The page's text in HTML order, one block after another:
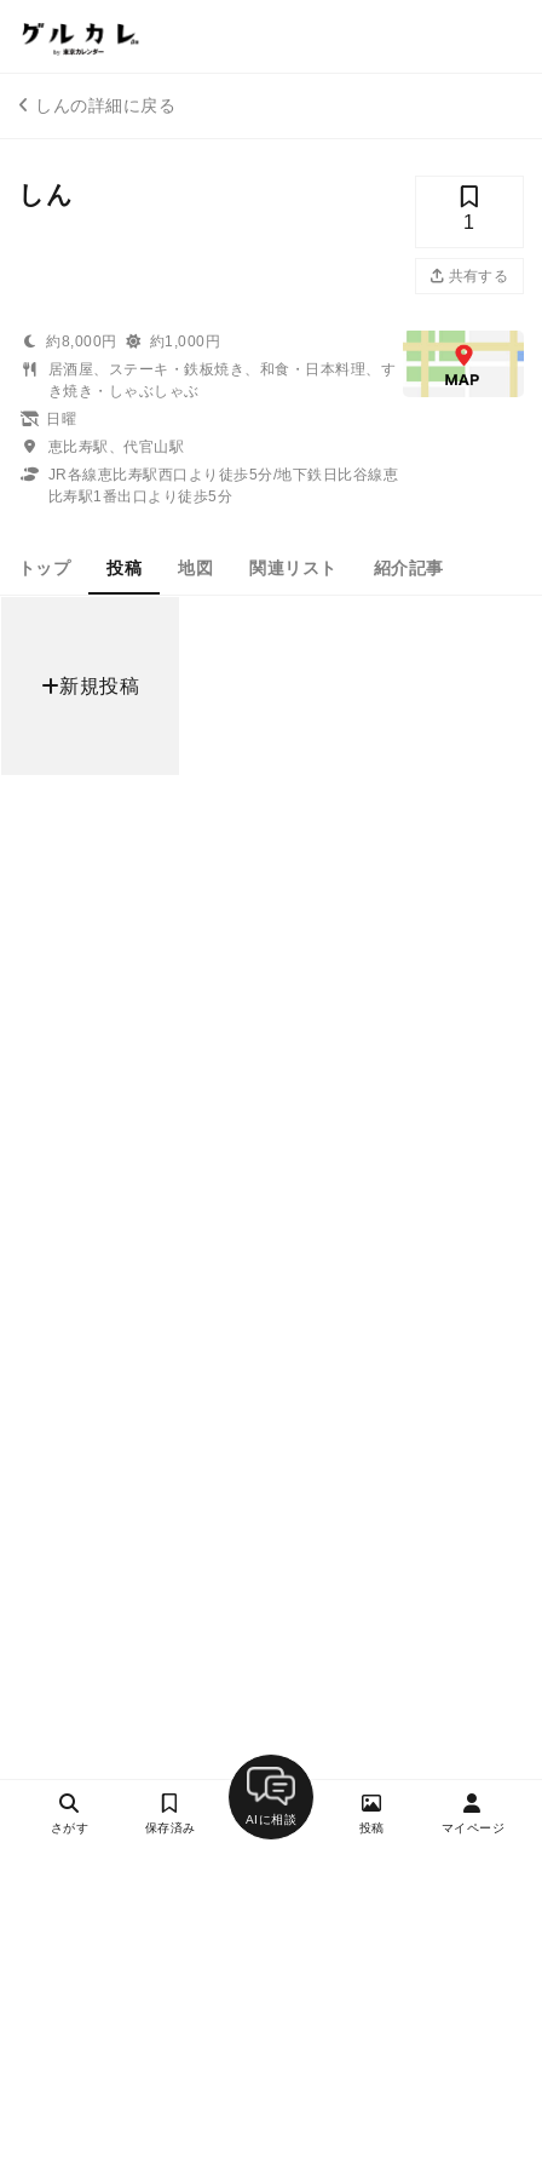
しんの詳細に戻る
しん
1
共有する
約8,000円
約1,000円
居酒屋、ステーキ・鉄板焼き、和食・日本料理、す
き焼き・しゃぶしゃぶ
日曜
恵比寿駅、代官山駅
JR各線恵比寿駅西口より徒歩5分/地下鉄日比谷線恵
比寿駅1番出口より徒歩5分
トップ 投稿 地図 関連リスト 紹介記事
新規投稿
さがす 保存済み
AIに相談
投稿 マイページ